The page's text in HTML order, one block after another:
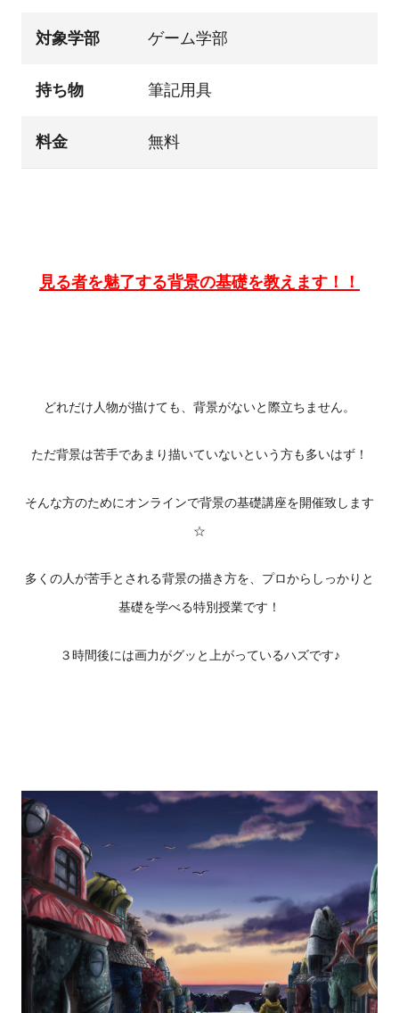
対象学部 ゲーム学部
持ち物 筆記用具
料金 無料
見る者を魅了する背景の基礎を教えます！！
どれだけ人物が描けても、背景がないと際立ちません。
ただ背景は苦手であまり描いていないという方も多いはず！
そんな方のためにオンラインで背景の基礎講座を開催致します
☆
多くの人が苦手とされる背景の描き方を、プロからしっかりと
基礎を学べる特別授業です！
３時間後には画力がグッと上がっているハズです♪